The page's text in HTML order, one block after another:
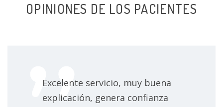
Cirugía láser de cálculos urinarios Sin especificar
Consulta en línea
OPINIONES DE LOS PACIENTES
Excelente servicio, muy buena
explicación, genera confianza